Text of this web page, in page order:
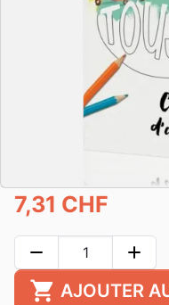
7,31 CHF
remove add
shopping_cart AJOUTER